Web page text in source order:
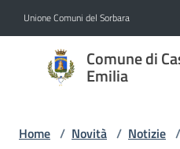
Unione Comuni del Sorbara
Comune di
Emilia
Comune di
Castelfranco
Home / Novità / Notizie /